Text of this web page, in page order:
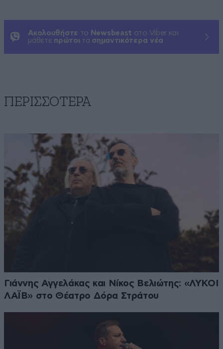
Ακολουθήστε το Newsbeast στο Viber και
μάθετε πρώτοι τα σημαντικότερα νέα
ΠΕΡΙΣΣΟΤΕΡΑ
Γιάννης Αγγελάκας και Νίκος Βελιώτης: «ΛΥΚΟΙ
ΛΑΪΒ» στο Θέατρο Δόρα Στράτου